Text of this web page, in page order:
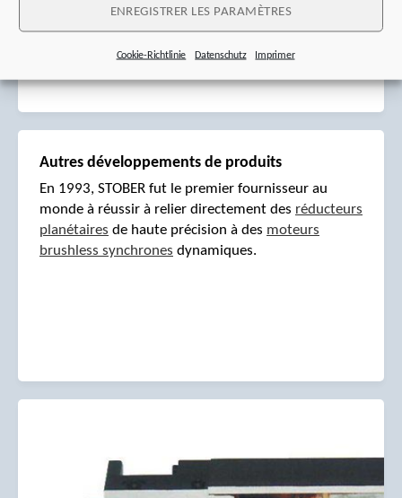
ENREGISTRER LES PARAMÈTRES
Cookie-Richtlinie Datenschutz Imprimer
entreprise active au niveau mondial.
Autres développements de produits
En 1993, STOBER fut le premier fournisseur au
monde à réussir à relier directement des réducteurs
planétaires de haute précision à des moteurs
brushless synchrones dynamiques.